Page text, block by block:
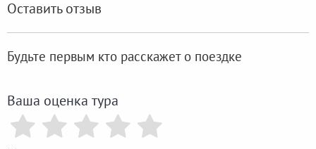
Оставить отзыв
Будьте первым кто расскажет о поездке
Ваша оценка тура